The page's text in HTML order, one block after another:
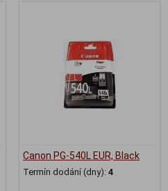
Canon PG-540L EUR, Black
Termín dodání (dny): 4